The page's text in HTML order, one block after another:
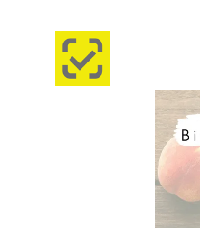
Изображения
товаров